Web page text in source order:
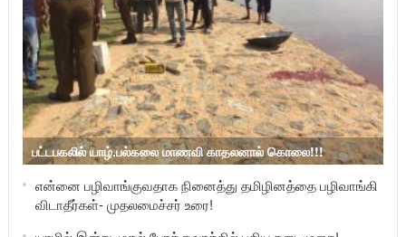
பட்டபகலில் யாழ்.பல்கலை மாணவி காதலனால் கொலை!!!
என்னை பழிவாங்குவதாக நினைத்து தமிழினத்தை பழிவாங்கி
விடாதீர்கள்- முதலமைச்சர் உரை!